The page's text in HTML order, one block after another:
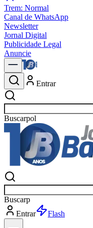
Trem: Normal
Canal de WhatsApp
Newsletter
Jornal Digital
Publicidade Legal
Anuncie
Entrar
Buscarnotícia
Buscarnotí
Entrar
Explorar